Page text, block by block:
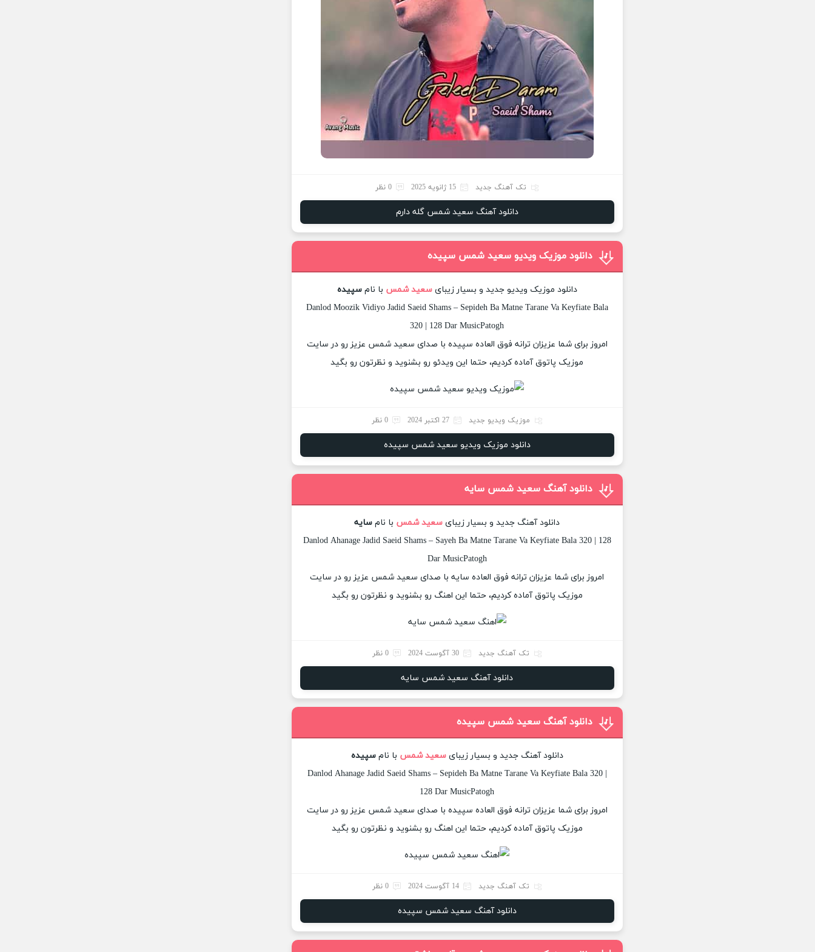
تک آهنگ جدید 15 ژانویه 2025 0 نظر
دانلود آهنگ سعید شمس گله دارم
دانلود موزیک ویدیو سعید شمس سپیده
دانلود موزیک ویدیو جدید و بسیار زیبایسعید شمس با نامسپیده
Danlod Moozik Vidiyo Jadid Saeid Shams – Sepideh Ba Matne Tarane Va Keyfiate Bala
320 | 128 Dar MusicPatogh
امروز برای شما عزیزان ترانه فوق العاده سپیده با صدای سعید شمس عزیز رو در سایت
موزیک پاتوق آماده کردیم، حتما این ویدئو رو بشنوید و نظرتون رو بگید
موزیک ویدیو جدید 27 اکتبر 2024 0 نظر
دانلود موزیک ویدیو سعید شمس سپیده
دانلود آهنگ سعید شمس سایه
دانلود آهنگ جدید و بسیار زیبای سعید شمس با نام سایه
Danlod Ahanage Jadid Saeid Shams – Sayeh Ba Matne Tarane Va Keyfiate Bala 320 | 128
Dar MusicPatogh
امروز برای شما عزیزان ترانه فوق العاده سایه با صدای سعید شمس عزیز رو در سایت
موزیک پاتوق آماده کردیم، حتما این اهنگ رو بشنوید و نظرتون رو بگید
تک آهنگ جدید 30 آگوست 2024 0 نظر
دانلود آهنگ سعید شمس سایه
دانلود آهنگ سعید شمس سپیده
دانلود آهنگ جدید و بسیار زیبایسعید شمس با نامسپیده
Danlod Ahanage Jadid Saeid Shams – Sepideh Ba Matne Tarane Va Keyfiate Bala 320 |
128 Dar MusicPatogh
امروز برای شما عزیزان ترانه فوق العاده سپیده با صدای سعید شمس عزیز رو در سایت
موزیک پاتوق آماده کردیم، حتما این اهنگ رو بشنوید و نظرتون رو بگید
تک آهنگ جدید 14 آگوست 2024 0 نظر
دانلود آهنگ سعید شمس سپیده